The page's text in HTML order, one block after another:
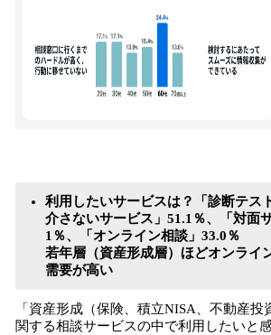
利用したいサービスは？「診断テス
介さないサービス」51.1％、「対面
1％、「オンライン相談」33.0％
若年層（資産形成層）ほどオンライ
需要が高い
「資産形成（保険、積立NISA、不動産投
関する相談サービスの中で利用したいと